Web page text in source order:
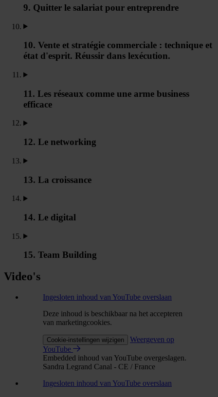
9. Quitter le salariat pour entreprendre
10. Vente et stratégie commerciale : technique et
état d'esprit. Réussir dans lexécution.
11. Les réseaux comme une arme business
efficace
12. Le networking
13. La croissance
14. Le digital
15. Team Building
Video's
Ingesloten inhoud van YouTube overslaan
Deze inhoud is beschikbaar na het accepteren
van marketingcookies.
Cookie-instellingen wijzigen
Weergeven op
YouTube
Embedded inhoud van YouTube overgeslagen.
Sandra Legrand Canal - CE / France
Ingesloten inhoud van YouTube overslaan